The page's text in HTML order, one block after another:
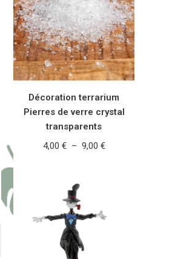
Décoration terrarium
Pierres de verre crystal
transparents
4,00 € – 9,00 €